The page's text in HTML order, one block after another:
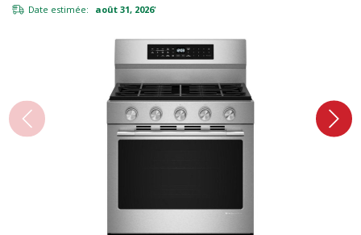
Date estimée: août 31, 2026*